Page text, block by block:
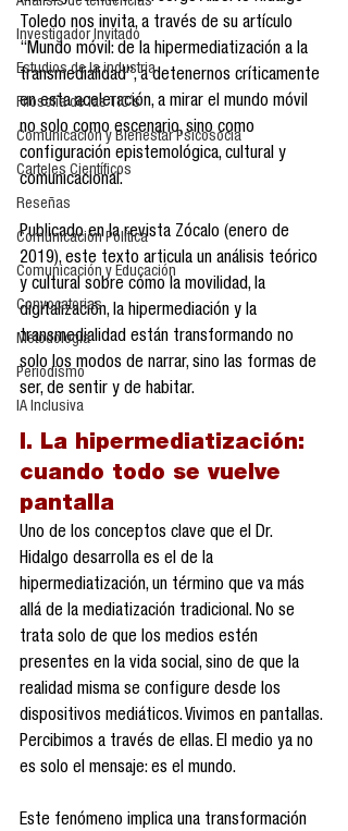
Investigador Invitado
Estudios de la industria
Filosofía de las TIC´s
Comunicación y Bienestar Psicosocia
Carteles Científicos
Reseñas
Comunicación Política
Comunicación y Educación
Convocatorias
Metodología
Periodismo
IA Inclusiva
Toledo nos invita, a través de su artículo
“Mundo móvil: de la hipermediatización a la
transmedialidad”, a detenernos críticamente
en esta aceleración, a mirar el mundo móvil
no solo como escenario, sino como
configuración epistemológica, cultural y
comunicacional.
Publicado en la revista Zócalo (enero de
2019), este texto articula un análisis teórico
y cultural sobre cómo la movilidad, la
digitalización, la hipermediación y la
transmedialidad están transformando no
solo los modos de narrar, sino las formas de
ser, de sentir y de habitar.
I. La hipermediatización:
cuando todo se vuelve
pantalla
Uno de los conceptos clave que el Dr.
Hidalgo desarrolla es el de la
hipermediatización, un término que va más
allá de la mediatización tradicional. No se
trata solo de que los medios estén
presentes en la vida social, sino de que la
realidad misma se configure desde los
dispositivos mediáticos. Vivimos en pantallas.
Percibimos a través de ellas. El medio ya no
es solo el mensaje: es el mundo.
Este fenómeno implica una transformación